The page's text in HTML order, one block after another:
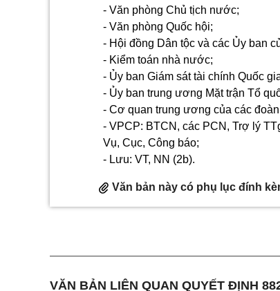
- Văn phòng Chủ tịch nước;
- Văn phòng Quốc hội;
- Hội đồng Dân tộc và các Ủy ban
- Kiểm toán nhà nước;
- Ủy ban Giám sát tài chính Quốc
- Ủy ban trung ương Mặt trận Tổ
- Cơ quan trung ương của các đoàn
- VPCP: BTCN,các PCN, Trợ lý
Vụ, Cục, Công báo;
- Lưu: VT, NN (2b).
Văn bản này có phụ lục đính
VĂN BẢN LIÊN QUAN QUYẾT ĐỊNH